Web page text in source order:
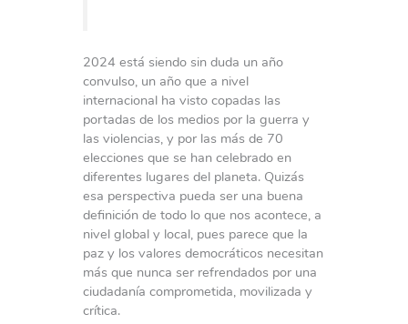
2024 está siendo sin duda un año
convulso, un año que a nivel
internacional ha visto copadas las
portadas de los medios por la guerra y
las violencias, y por las más de 70
elecciones que se han celebrado en
diferentes lugares del planeta. Quizás
esa perspectiva pueda ser una buena
definición de todo lo que nos acontece, a
nivel global y local, pues parece que la
paz y los valores democráticos necesitan
más que nunca ser refrendados por una
ciudadanía comprometida, movilizada y
crítica.